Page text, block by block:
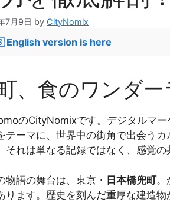
7月9日 by CityNomix
version is here
、食のワンダ
のCityNomixです。デジタルマ
テーマに、世界中の街角で出会う
それは単なる記録ではなく、感覚
物語の舞台は、東京・ 日本橋兜町。
ります。歴史を刻んだ重厚な建造